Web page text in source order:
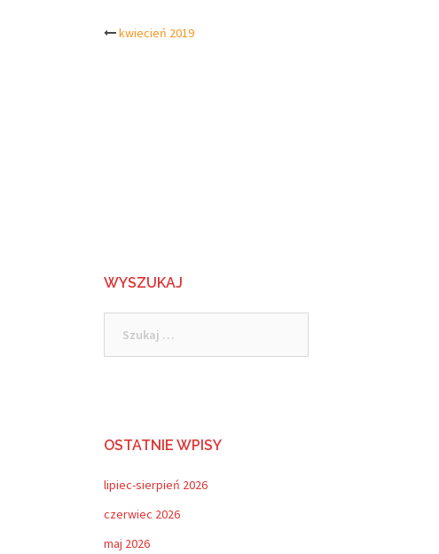
Post
kwiecień 2019
WYSZUKAJ
OSTATNIE WPISY
lipiec-sierpień 2026
czerwiec 2026
maj 2026